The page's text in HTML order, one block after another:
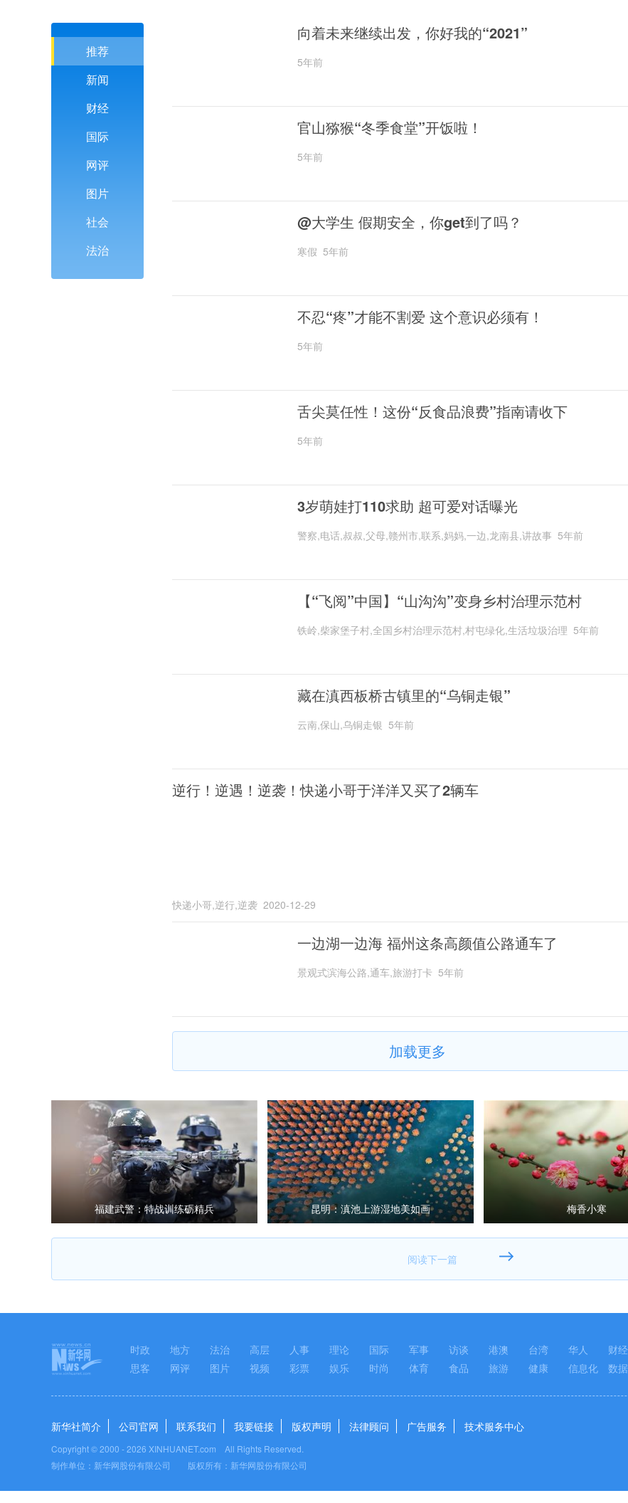
推荐
新闻
财经
国际
网评
图片
社会
法治
向着未来继续出发，你好我的“2021”
5年前
官山猕猴“冬季食堂”开饭啦！
5年前
@大学生 假期安全，你get到了吗？
寒假 5年前
不忍“疼”才能不割爱 这个意识必须有！
5年前
舌尖莫任性！这份“反食品浪费”指南请收下
5年前
3岁萌娃打110求助 超可爱对话曝光
警察,电话,叔叔,父母,赣州市,联系,妈妈,一边,龙南县,讲故事 5年前
【“飞阅”中国】“山沟沟”变身乡村治理示范村
铁岭,柴家堡子村,全国乡村治理示范村,村屯绿化,生活垃圾治理 5年前
藏在滇西板桥古镇里的“乌铜走银”
云南,保山,乌铜走银 5年前
逆行！逆遇！逆袭！快递小哥于洋洋又买了2辆车
快递小哥,逆行,逆袭 2020-12-29
一边湖一边海 福州这条高颜值公路通车了
景观式滨海公路,通车,旅游打卡 5年前
加载更多
福建武警：特战训练砺精兵 昆明：滇池上游湿地美如画 梅香小寒
时政 地方 法治 高层 人事 理论 国际 军事 访谈 港澳 台湾 华人 财经
思客
网评 图片 视频 彩票 娱乐 时尚 体育 食品 旅游 健康 信息化 数据
新华社简介 公司官网 联系我们 我要链接 版权声明 法律顾问 广告服务 技术服务中心
Copyright © 2000 -2026 XINHUANET.com All Rights Reserved.
制作单位：新华网股份有限公司 版权所有：新华网股份有限公司